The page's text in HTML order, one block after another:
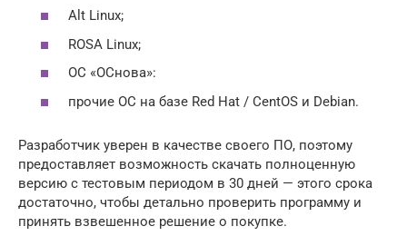
Alt Linux;
ROSA Linux;
ОС «ОСнова»:
прочие ОС на базе Red Hat / CentOS и Debian.
Разработчик уверен в качестве своего ПО, поэтому
предоставляет возможность скачать полноценную
версию с тестовым периодом в 30 дней — этого срока
достаточно, чтобы детально проверить программу и
принять взвешенное решение о покупке.